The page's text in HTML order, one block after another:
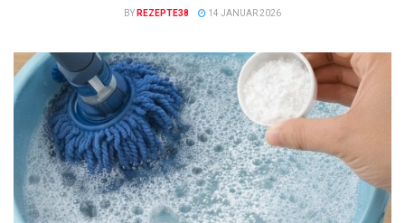
BY REZEPTE38 14 JANUAR 2026